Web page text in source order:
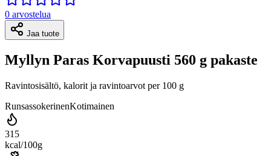
0 arvostelua
Jaa tuote
Myllyn Paras Korvapuusti 560 g pakaste
Ravintosisältö, kalorit ja ravintoarvot per 100 g
RunsassokerinenKotimainen
315
kcal/100g